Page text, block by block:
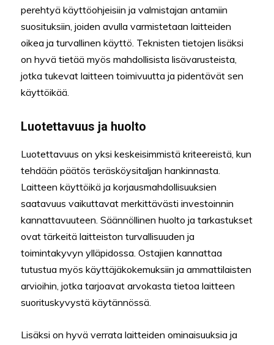
perehtyä käyttöohjeisiin ja valmistajan antamiin
suosituksiin, joiden avulla varmistetaan laitteiden
oikea ja turvallinen käyttö. Teknisten tietojen lisäksi
on hyvä tietää myös mahdollisista lisävarusteista,
jotka tukevat laitteen toimivuutta ja pidentävät sen
käyttöikää.
Luotettavuus ja huolto
Luotettavuus on yksi keskeisimmistä kriteereistä, kun
tehdään päätös teräsköysitaljan hankinnasta.
Laitteen käyttöikä ja korjausmahdollisuuksien
saatavuus vaikuttavat merkittävästi investoinnin
kannattavuuteen. Säännöllinen huolto ja tarkastukset
ovat tärkeitä laitteiston turvallisuuden ja
toimintakyvyn ylläpidossa. Ostajien kannattaa
tutustua myös käyttäjäkokemuksiin ja ammattilaisten
arvioihin, jotka tarjoavat arvokasta tietoa laitteen
suorituskyvystä käytännössä.
Lisäksi on hyvä verrata laitteiden ominaisuuksia ja